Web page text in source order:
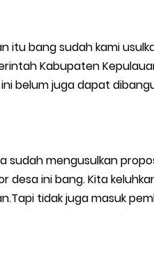
itu bang sudah kami
Kabupaten
belum juga dapat
sudah mengusulkan
desa ini bang. Kita
tidak juga masuk